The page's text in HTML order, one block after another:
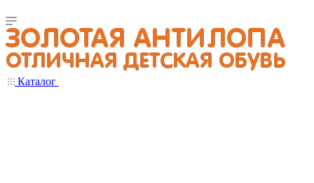
Каталог